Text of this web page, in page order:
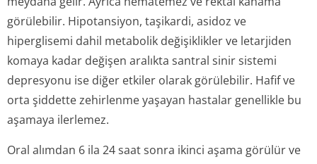
görülebilir. Hipotansiyon, taşikardi, asidoz ve
hiperglisemi dahil metabolik değişiklikler ve letarjiden
komaya kadar değişen aralıkta santral sinir sistemi
depresyonu ise diğer etkiler olarak görülebilir. Hafif ve
orta şiddette zehirlenme yaşayan hastalar genellikle bu
aşamaya ilerlemez.
Oral alımdan 6 ila 24 saat sonra ikinci aşama görülür ve